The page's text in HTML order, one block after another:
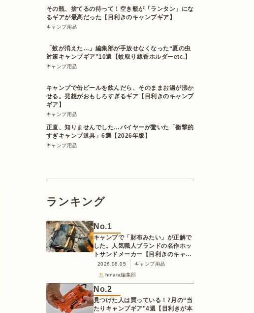
その瓶、捨てるの待って！空き瓶が「ランタン」にな
るギアが最高だった【目利きのキャンプギア】
キャンプ用品
「蚊が消えた…」編集部が手放せなくなった“夏の虫
対策キャンプギア”10選【蚊取り線香ホルダーetc.】
キャンプ用品
キャンプで缶ビールを飲んだら、そのままお湯が沸か
せる。発想がおもしろすぎるギア【目利きのキャンプ
ギア】
キャンプ用品
正直、知りませんでした…バイヤーが驚いた「衝撃的
すぎキャンプ道具」6選【2026年版】
キャンプ用品
ランキング
No.1
キャンプで「財布みたい」が正解で
した。人気職人ブランドの名作ホッ
トサンドメーカー【目利きのキャン
プギア】
2026.08.05
キャンプ用品
hinata編集部
No.2
見つけた人は買っている！7月の“当
たりキャンプギア”4選【目利きが本